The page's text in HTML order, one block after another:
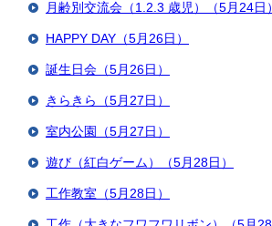
月齢別交流会（1.2.3 歳児）（5月24日）
HAPPY DAY（5月26日）
誕生日会（5月26日）
きらきら（5月27日）
室内公園（5月27日）
遊び（紅白ゲーム）（5月28日）
工作教室（5月28日）